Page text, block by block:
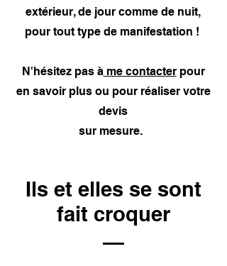
extérieur, de jour comme de nuit,
pour tout type de manifestation !
N'hésitez pas àme contacterpour
en savoir plus ou pour réaliser votre
devis
sur mesure.
Ils et elles se sont
fait croquer